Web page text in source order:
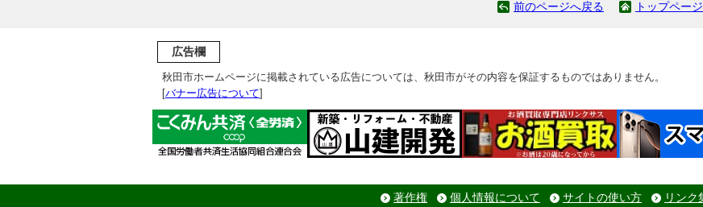
前のページへ戻る トップペー
広告欄
秋田市ホームページに掲載されている広告については、秋田市がその内容を保証するものではありません。
[バナー広告について]
著作権 個人情報について サイトの使い方 リンク